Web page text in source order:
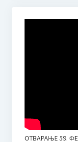
ОТВАРАЊЕ 59.